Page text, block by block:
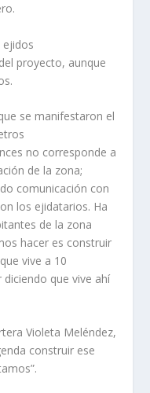
proyecto, aunque
se manifestaron el
no corresponde a
de la zona;
comunicación con
los ejidatarios. Ha
de la zona
hacer es construir
vive a 10
que vive ahí
Violeta Meléndez,
construir ese